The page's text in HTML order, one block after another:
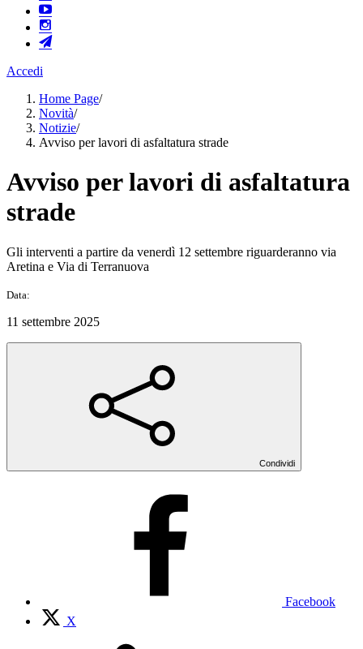
Accedi
Home Page/
Novità/
Notizie/
Avviso per lavori di asfaltatura strade
Avviso per lavori di asfaltatura
strade
Gli interventi a partire da venerdì 12 settembre riguarderanno via
Aretina e Via di Terranuova
Data:
11 settembre 2025
Condividi
Facebook
X